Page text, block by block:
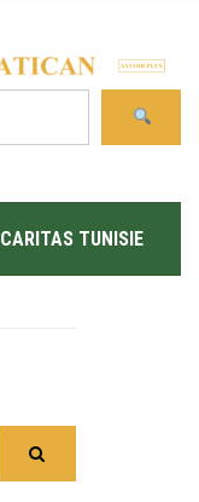
CARITAS TUNISIE